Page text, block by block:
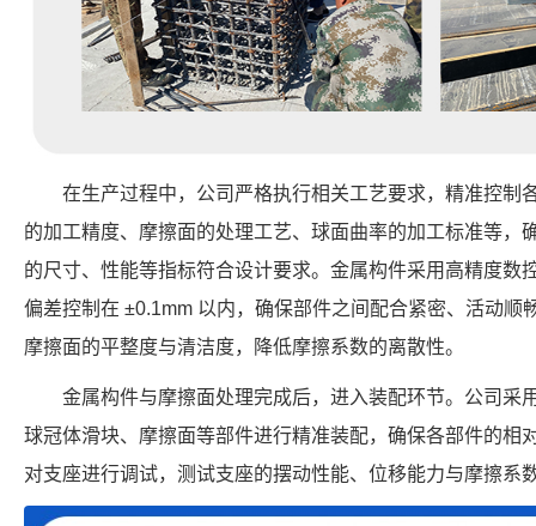
在生产过程中，公司严格执行相关工艺要求，精准控制
的加工精度、摩擦面的处理工艺、球面曲率的加工标准等，
的尺寸、性能等指标符合设计要求。金属构件采用高精度数
偏差控制在 ±0.1mm 以内，确保部件之间配合紧密、活动顺
摩擦面的平整度与清洁度，降低摩擦系数的离散性。
金属构件与摩擦面处理完成后，进入装配环节。公司采
球冠体滑块、摩擦面等部件进行精准装配，确保各部件的相
对支座进行调试，测试支座的摆动性能、位移能力与摩擦系